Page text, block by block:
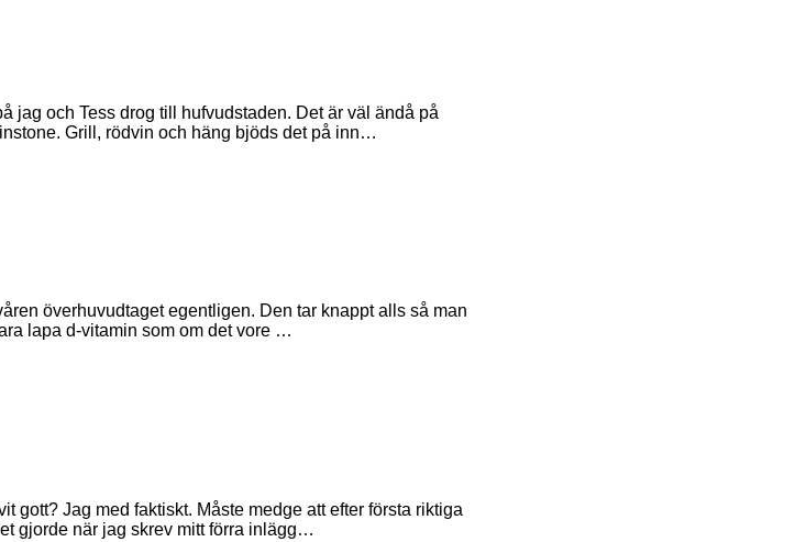
jag och Tess drog till hufvudstaden. Det är väl ändå på
Grill, rödvin och häng bjöds det på inn…
överhuvudtaget egentligen. Den tar knappt alls så man
lapa d-vitamin som om det vore …
gott? Jag med faktiskt. Måste medge att efter första riktiga
gjorde när jag skrev mitt förra inlägg…